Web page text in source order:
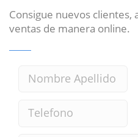
Consigue nuevos clientes,
ventas de manera online.